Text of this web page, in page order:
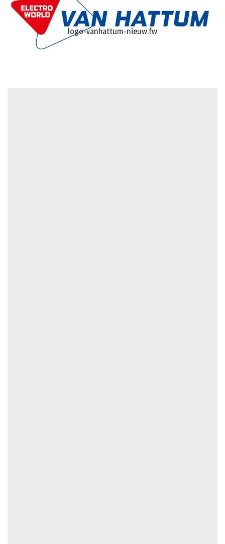
logo-vanhattum-nieuw.fw